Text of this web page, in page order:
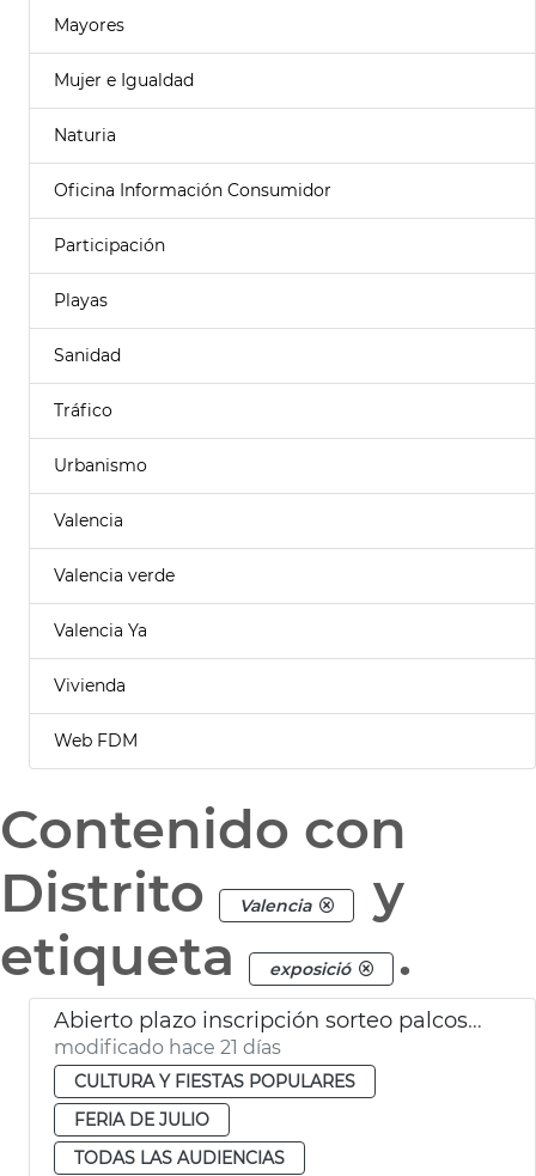
Mayores
Mujer e Igualdad
Naturia
Oficina Información Consumidor
Participación
Playas
Sanidad
Tráfico
Urbanismo
Valencia
Valencia verde
Valencia Ya
Vivienda
Web FDM
Contenido con
Distrito
Valencia
y
etiqueta
exposició .
Abierto plazo inscripción sorteo palcos Batalla de Flores València
modificado hace 21 días
CULTURA Y FIESTAS POPULARES
FERIA DE JULIO
TODAS LAS AUDIENCIAS